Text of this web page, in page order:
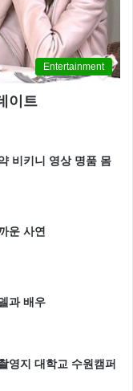
Entertainment
이트
비키니 영상 명품 몸
운 사연
과 배우
영지 대학교 수원캠퍼